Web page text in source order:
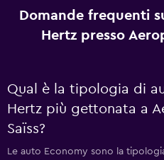
Domande frequenti
Hertz presso
Qual è la tipologia di
Hertz più gettonata a
Saïss?
Le auto Economy sono la